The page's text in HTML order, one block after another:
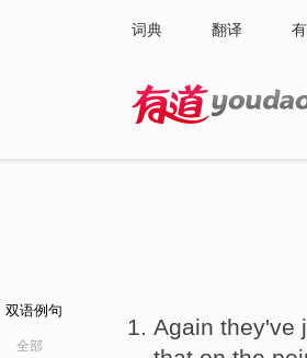
词典 翻译
双语例句
全部
Again they've